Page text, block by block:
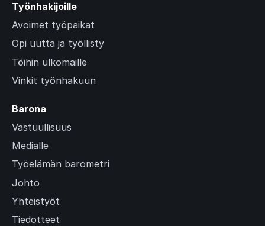
Työnhakijoille
Avoimet työpaikat
Opi uutta ja työllisty
Töihin ulkomaille
Vinkit työnhakuun
Barona
Vastuullisuus
Medialle
Työelämän barometri
Johto
Yhteistyöt
Tiedotteet